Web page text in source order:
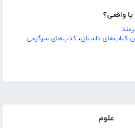
یا واقعی؟
کتاب‌های داستان، کتاب‌های سرگرمی
علوم